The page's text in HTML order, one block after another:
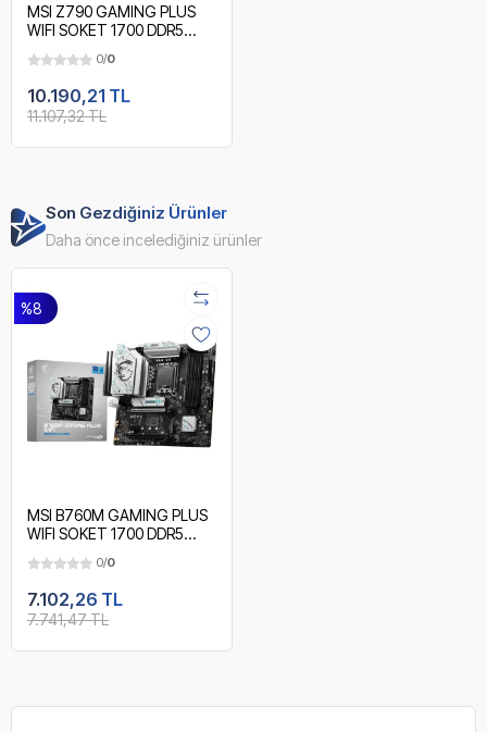
MSI Z790 GAMING PLUS
WIFI SOKET 1700 DDR5
M.2 USB3.2 DP HDMI
1X2.5G LAN WI-FI 6E ATX
0/0
10.190,21 TL
11.107,32 TL
Son Gezdiğiniz Ürünler
Daha önce incelediğiniz ürünler
%8
MSI B760M GAMING PLUS
WIFI SOKET 1700 DDR5
USB3.2 HDMIDP 1X 2.5G
LAN WI-FI 6E MATX
0/0
7.102,26 TL
7.741,47 TL